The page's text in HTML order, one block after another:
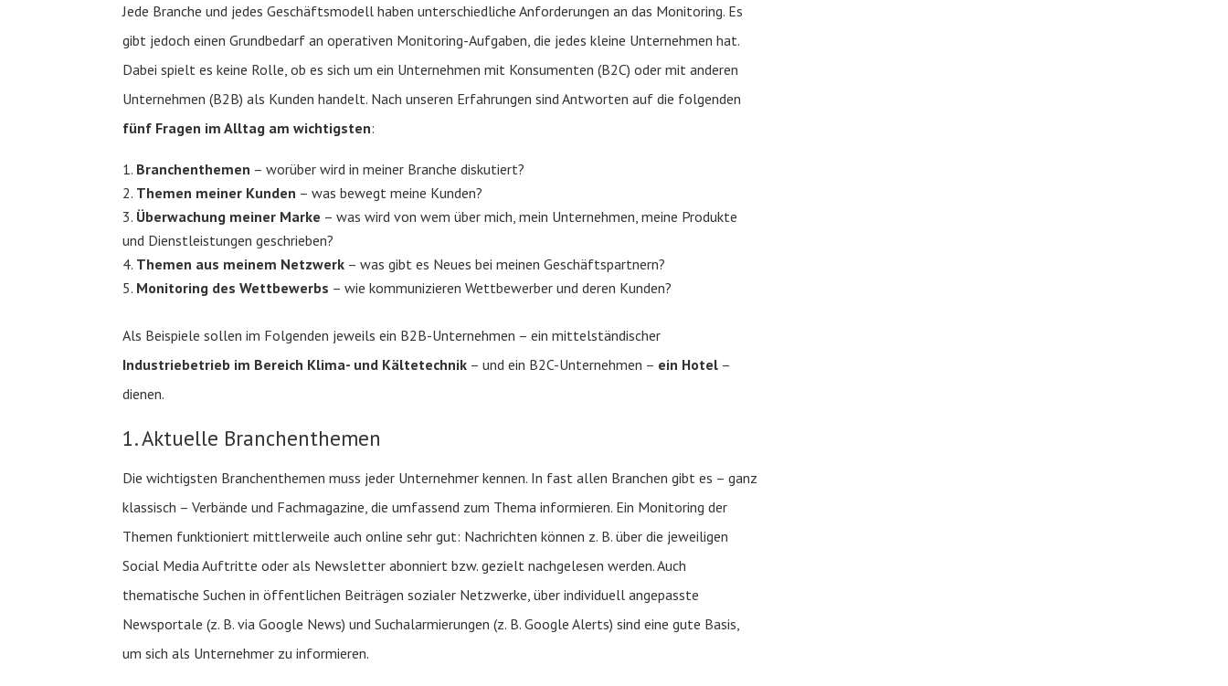
Jede Branche und jedes Geschäftsmodell haben unterschiedliche Anforderungen an das Monitoring. Es
gibt jedoch einen Grundbedarf an operativen Monitoring-Aufgaben, die jedes kleine Unternehmen hat.
Dabei spielt es keine Rolle, ob es sich um ein Unternehmen mit Konsumenten (B2C) oder mit anderen
Unternehmen (B2B) als Kunden handelt. Nach unseren Erfahrungen sind Antworten auf die folgenden
fünf Fragen im Alltag am wichtigsten:
Branchenthemen – worüber wird in meiner Branche diskutiert?
Themen meiner Kunden – was bewegt meine Kunden?
Überwachung meiner Marke – was wird von wem über mich, mein Unternehmen, meine Produkte
und Dienstleistungen geschrieben?
Themen aus meinem Netzwerk – was gibt es Neues bei meinen Geschäftspartnern?
Monitoring des Wettbewerbs – wie kommunizieren Wettbewerber und deren Kunden?
Als Beispiele sollen im Folgenden jeweils ein B2B-Unternehmen – ein mittelständischer
Industriebetrieb im Bereich Klima- und Kältetechnik – und ein B2C-Unternehmen – ein Hotel –
dienen.
1. Aktuelle Branchenthemen
Die wichtigsten Branchenthemen muss jeder Unternehmer kennen. In fast allen Branchen gibt es – ganz
klassisch – Verbände und Fachmagazine, die umfassend zum Thema informieren. Ein Monitoring der
Themen funktioniert mittlerweile auch online sehr gut: Nachrichten können z. B. über die jeweiligen
Social Media Auftritte oder als Newsletter abonniert bzw. gezielt nachgelesen werden. Auch
thematische Suchen in öffentlichen Beiträgen sozialer Netzwerke, über individuell angepasste
Newsportale (z. B. via Google News) und Suchalarmierungen (z. B. Google Alerts) sind eine gute Basis,
um sich als Unternehmer zu informieren.